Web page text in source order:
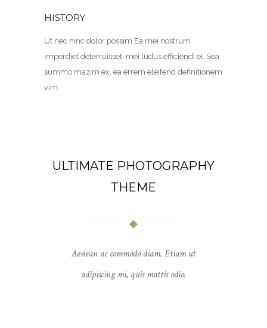
HISTORY
Ut nec hinc dolor possim.Ea mei nostrum
imperdiet deterruisset, mei ludus efficiendi ei. Sea
summo mazim ex, ea errem eleifend definitionem
vim.
ULTIMATE PHOTOGRAPHY
THEME
Aenean ac commodo diam. Etiam ut
adipiscing mi, quis mattis odio.